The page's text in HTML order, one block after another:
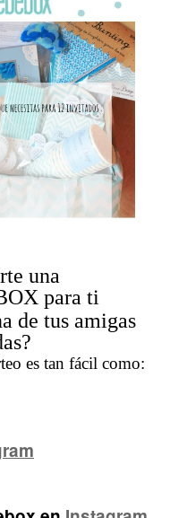
una
para ti
de tus amigas
es tan fácil como: